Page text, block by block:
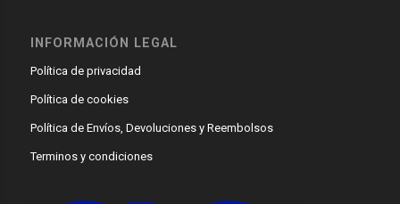
INFORMACIÓN LEGAL
Política de privacidad
Política de cookies
Política de Envíos, Devoluciones y Reembolsos
Terminos y condiciones